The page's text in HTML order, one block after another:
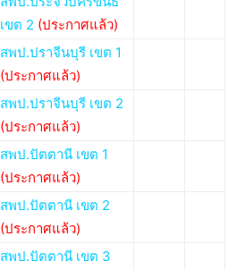
เขต 2 (ประกาศแล้ว)
สพป.ปราจีนบุรี เขต 1
(ประกาศแล้ว)
สพป.ปราจีนบุรี เขต 2
(ประกาศแล้ว)
สพป.ปัตตานี เขต 1
(ประกาศแล้ว)
สพป.ปัตตานี เขต 2
(ประกาศแล้ว)
สพป.ปัตตานี เขต 3